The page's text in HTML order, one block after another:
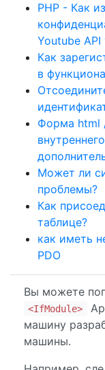
PHP - Как
Youtube API
Как
в
Форма html
Может ли
проблемы?
Как
таблице?
как иметь
PDO
Вы можете
<IfModule>
машину
машины.